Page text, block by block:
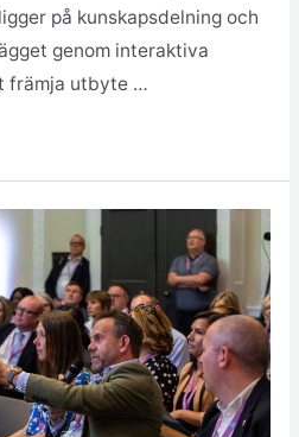
på kunskapsdelning och
genom interaktiva
främja utbyte …